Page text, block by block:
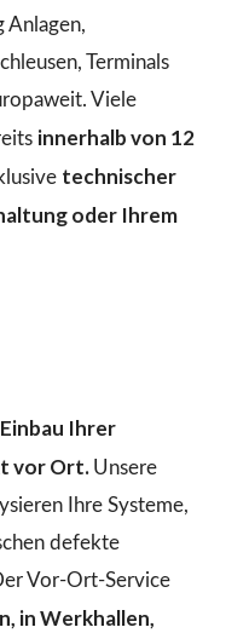
Anlagen,
Terminals
Viele
innerhalb von 12
technischer
oder Ihrem
Ihrer
vor Ort. Unsere
Ihre Systeme,
defekte
Vor-Ort-Service
in Werkhallen,